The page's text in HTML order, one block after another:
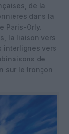
de la
dans la
Paris-Orly.
la liaison vers
interlignes vers
de
sur le tronçon